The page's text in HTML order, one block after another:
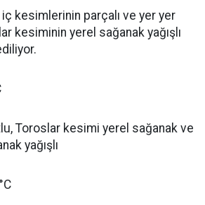
kesimlerinin parçalı ve yer yer
kesiminin yerel sağanak yağışlı
Toroslar kesimi yerel sağanak ve
yağışlı